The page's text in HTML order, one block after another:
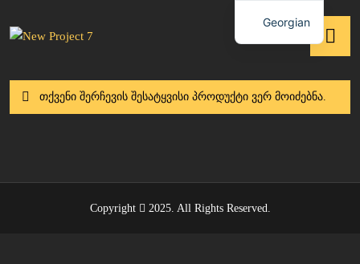
თქვენი შერჩევის შესატყვისი პროდუქტი ვერ მოიძებნა.
Copyright 2025. All Rights Reserved.
Georgian